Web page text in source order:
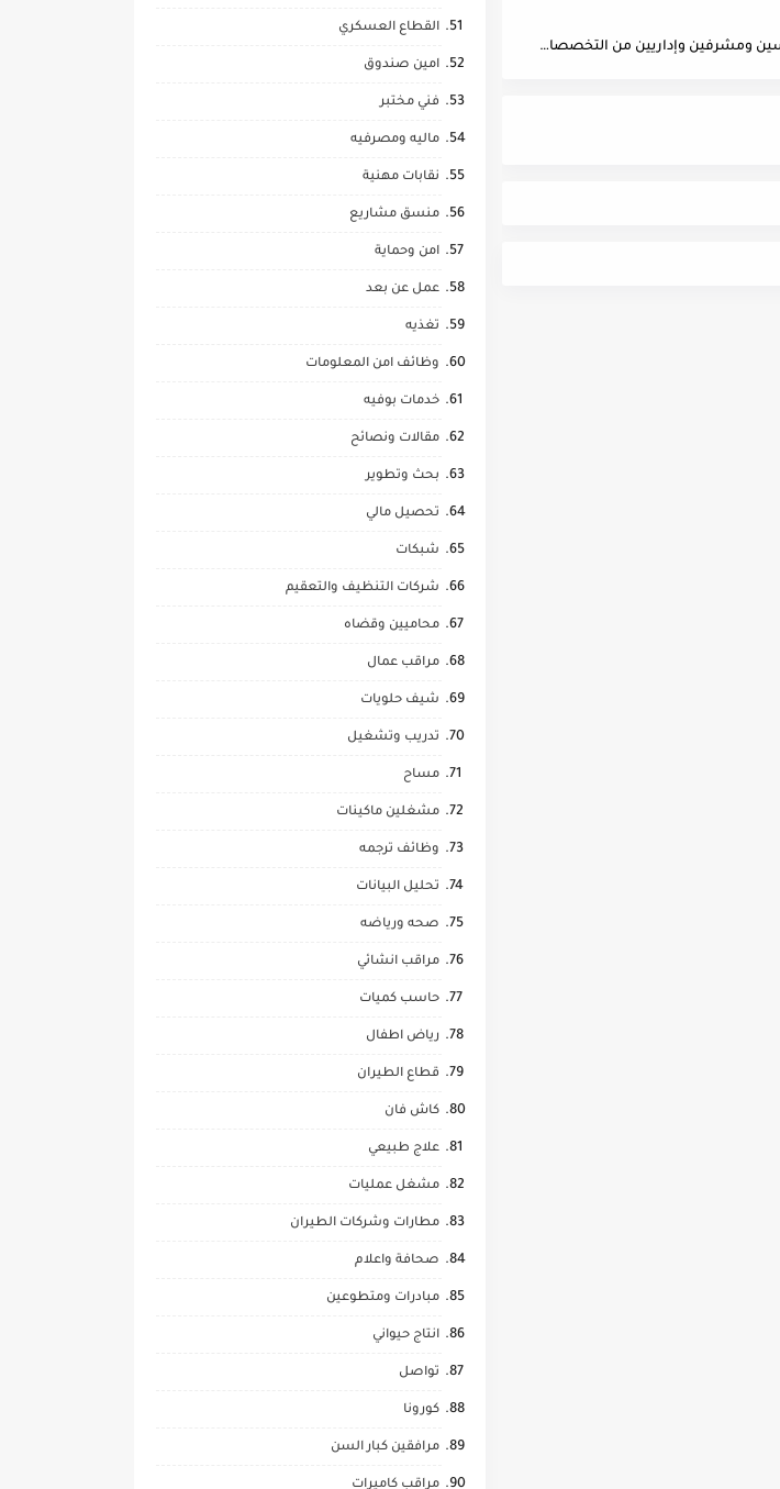
اعلان توظيف مهندسين ومشرفين وإداريين من التخصصات التالية
القطاع العسكري
امين صندوق
فني مختبر
ماليه ومصرفيه
نقابات مهنية
منسق مشاريع
امن وحماية
عمل عن بعد
تغذيه
وظائف امن المعلومات
خدمات بوفيه
مقالات ونصائح
بحث وتطوير
تحصيل مالي
شبكات
شركات التنظيف والتعقيم
محاميين وقضاه
مراقب عمال
شيف حلويات
تدريب وتشغيل
مساح
مشغلين ماكينات
وظائف ترجمه
تحليل البيانات
صحه ورياضه
مراقب انشائي
حاسب كميات
رياض اطفال
قطاع الطيران
كاش فان
علاج طبيعي
مشغل عمليات
مطارات وشركات الطيران
صحافة واعلام
مبادرات ومتطوعين
انتاج حيواني
تواصل
كورونا
مرافقين كبار السن
مراقب كاميرات